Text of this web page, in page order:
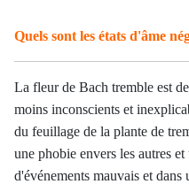
Quels sont les états d'âme
La fleur de Bach tremble est
moins inconscients et
du feuillage de la plante de
une phobie envers les autres
d'événements mauvais et